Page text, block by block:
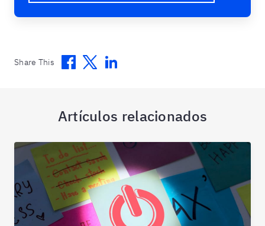
Share This Facebook
TwitterLinkedin
Artículos relacionados